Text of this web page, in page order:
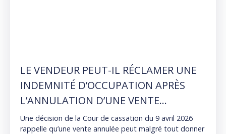
LE VENDEUR PEUT-IL RÉCLAMER UNE
INDEMNITÉ D’OCCUPATION APRÈS
L’ANNULATION D’UNE VENTE
IMMOBILIÈRE ?
Une décision de la Cour de cassation du 9 avril 2026
rappelle qu’une vente annulée peut malgré tout donner